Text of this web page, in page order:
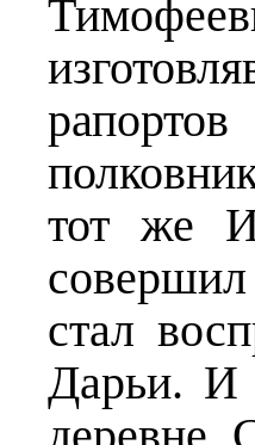
тот же
стал
Дарьи. И